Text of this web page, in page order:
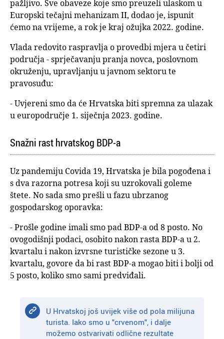
pažljivo. Sve obaveze koje smo preuzeli ulaskom u
Europski tečajni mehanizam II, dodao je, ispunit
ćemo na vrijeme, a rok je kraj ožujka 2022. godine.
Vlada redovito raspravlja o provedbi mjera u četiri
područja - sprječavanju pranja novca, poslovnom
okruženju, upravljanju u javnom sektoru te
pravosuđu:
- Uvjereni smo da će Hrvatska biti spremna za ulazak
u europodručje 1. siječnja 2023. godine.
Snažni rast hrvatskog BDP-a
Uz pandemiju Covida 19, Hrvatska je bila pogođena i
s dva razorna potresa koji su uzrokovali goleme
štete. No sada smo prešli u fazu ubrzanog
gospodarskog oporavka:
- Prošle godine imali smo pad BDP-a od 8 posto. No
ovogodišnji podaci, osobito nakon rasta BDP-a u 2.
kvartalu i nakon izvrsne turističke sezone u 3.
kvartalu, govore da bi rast BDP-a mogao biti i bolji od
5 posto, koliko smo sami predviđali.
U Hrvatskoj još uvijek više od pola milijuna
turista. Iako smo u "crvenom", i dalje
možemo ostvarivati odlične rezultate